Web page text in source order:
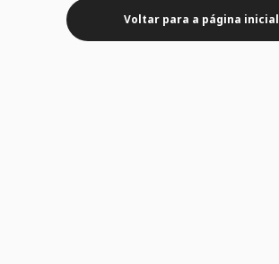
Voltar para a página inicial